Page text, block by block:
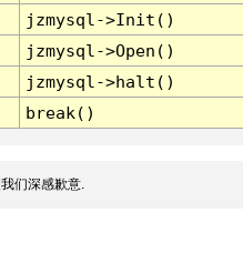
jzmysql->Init()
jzmysql->Open()
jzmysql->halt()
break()
们深感歉意.